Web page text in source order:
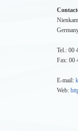
Tel.: 00
Fax: 00
E-mail:
Web: